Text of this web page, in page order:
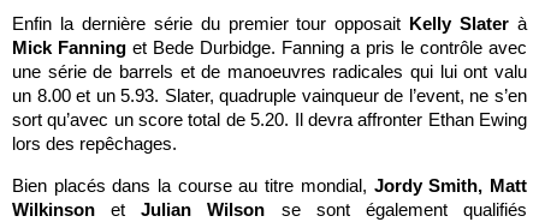
Enfin la dernière série du premier tour opposait Kelly Slater à
Mick Fanning et Bede Durbidge. Fanning a pris le contrôle avec
une série de barrels et de manoeuvres radicales qui lui ont valu
un 8.00 et un 5.93. Slater, quadruple vainqueur de l’event, ne s’en
sort qu’avec un score total de 5.20. Il devra affronter Ethan Ewing
lors des repêchages.
Bien placés dans la course au titre mondial, Jordy Smith, Matt
WilkinsonetJulian Wilson se sont également qualifiés